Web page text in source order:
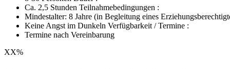
Ca. 2,5 Stunden Teilnahmebedingungen :
Mindestalter: 8 Jahre (in Begleitung eines
Keine Angst im Dunkeln Verfügbarkeit / Termine :
Termine nach Vereinbarung
XX%